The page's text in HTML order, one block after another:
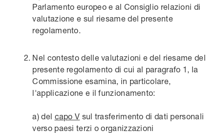
Parlamento europeo e al Consiglio relazioni di
valutazione e sul riesame del presente
regolamento.
Nel contesto delle valutazioni e del riesame del
presente regolamento di cui al paragrafo 1, la
Commissione esamina, in particolare,
l'applicazione e il funzionamento:
a) del capo V sul trasferimento di dati personali
verso paesi terzi o organizzazioni